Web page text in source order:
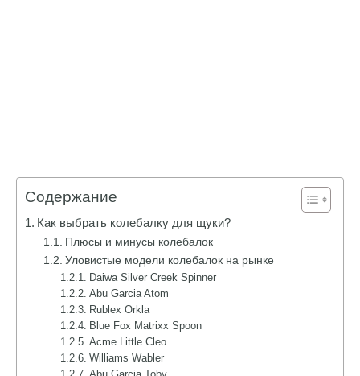
Содержание
Как выбрать колебалку для щуки?
Плюсы и минусы колебалок
Уловистые модели колебалок на рынке
Daiwa Silver Creek Spinner
Abu Garcia Atom
Rublex Orkla
Blue Fox Matrixx Spoon
Acme Little Cleo
Williams Wabler